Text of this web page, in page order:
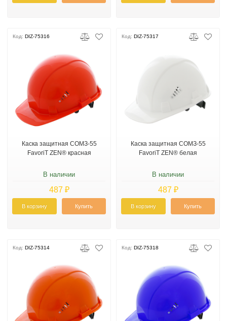
Код: DIZ-75316
Каска защитная СОМЗ-55
FavoriT ZEN® красная
В наличии
487 ₽
В корзину Купить
Код: DIZ-75317
Каска защитная СОМЗ-55
FavoriT ZEN® белая
В наличии
487 ₽
В корзину Купить
Код: DIZ-75314 Код: DIZ-75318